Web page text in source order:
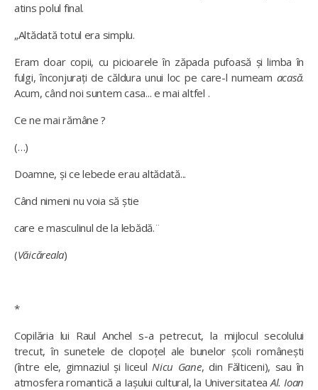
atins polul final.
„Altădată totul era simplu.
Eram doar copii, cu picioarele în zăpada pufoasă și limba în
fulgi, înconjurați de căldura unui loc pe care-l numeam acasă.
Acum, când noi suntem casa... e mai altfel .
Ce ne mai rămâne ?
(…)
Doamne, și ce lebede erau altădată...
Când nimeni nu voia să știe
care e masculinul de la lebădă.¨
(Văicăreala)
*
Copilăria lui Raul Anchel s-a petrecut, la mijlocul secolului
trecut, în sunetele de clopoțel ale bunelor școli românești
(între ele, gimnaziul și liceulNicu Gane, din Fălticeni), sau în
atmosfera romantică a Iașului cultural, la UniversitateaAl. Ioan